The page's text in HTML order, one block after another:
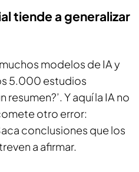
tiende a generalizar
modelos de IA y
5.000 estudios
Y aquí la IA no
otro error:
conclusiones que los
a afirmar.